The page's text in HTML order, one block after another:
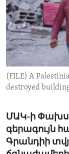
IDEALS AND
(FILE) A
destroyed
ՄԱԿ-ի
գերագույն
Գրանդիի